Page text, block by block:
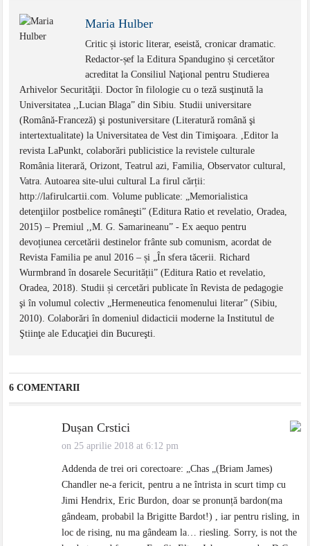
Maria Hulber
Critic și istoric literar, eseistă, cronicar dramatic.
Redactor-șef la Editura Spandugino și cercetător
acreditat la Consiliul Naţional pentru Studierea
Arhivelor Securităţii. Doctor în filologie cu o teză susţinută la
Universitatea ,,Lucian Blaga” din Sibiu. Studii universitare
(Română-Franceză) şi postuniversitare (Literatură română şi
intertextualitate) la Universitatea de Vest din Timişoara. ,Editor la
revista LaPunkt, colaborări publicistice la revistele culturale
România literară, Orizont, Teatrul azi, Familia, Observator cultural,
Vatra. Autoarea site-ului cultural La firul cărții:
http://lafirulcartii.com. Volume publicate: „Memorialistica
detenţiilor postbelice româneşti” (Editura Ratio et revelatio, Oradea,
2015) – Premiul ,,M. G. Samarineanu” - Ex aequo pentru
devoțiunea cercetării destinelor frânte sub comunism, acordat de
Revista Familia pe anul 2016 – și „În sfera tăcerii. Richard
Wurmbrand în dosarele Securității” (Editura Ratio et revelatio,
Oradea, 2018). Studii și cercetări publicate în Revista de pedagogie
şi în volumul colectiv „Hermeneutica fenomenului literar” (Sibiu,
2010). Colaborări în domeniul didacticii moderne la Institutul de
Ştiinţe ale Educaţiei din Bucureşti.
6 COMENTARII
Dușan Crstici
on 25 aprilie 2018 at 6:12 pm
Addenda de trei ori corectoare: „Chas „(Briam James)
Chandler ne-a fericit, pentru a ne întrista in scurt timp cu
Jimi Hendrix, Eric Burdon, doar se pronunță bardon(ma
gândeam, probabil la Brigitte Bardot!) , iar pentru risling, in
loc de rising, nu ma gândeam la… riesling. Sorry, is not the